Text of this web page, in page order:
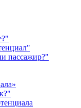
пассажир?"